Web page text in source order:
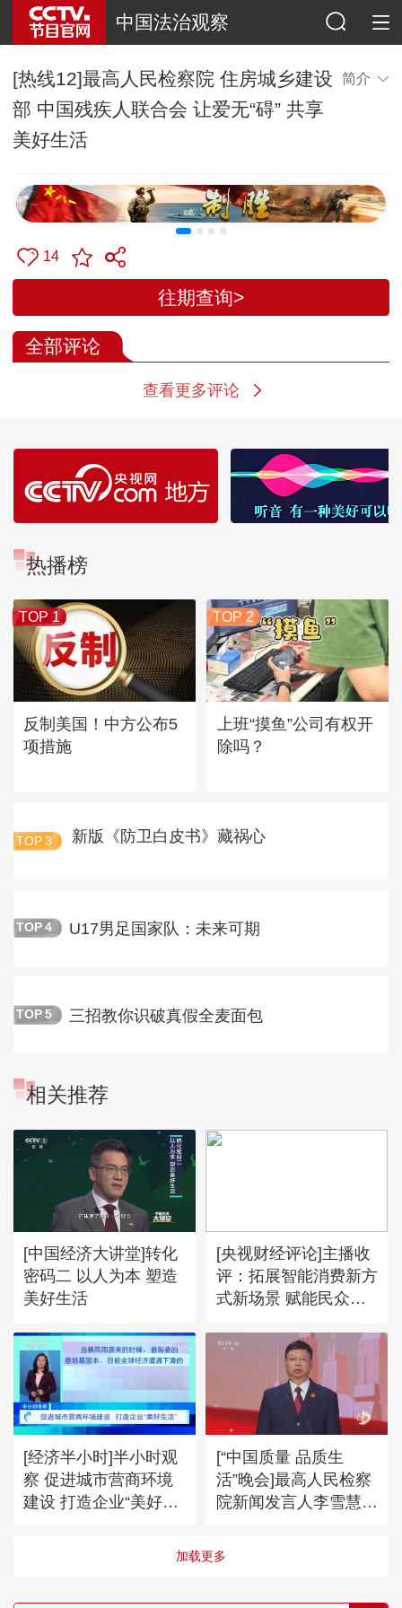
中国法治观察
[热线12]最高人民检察院 住房城乡建设
部 中国残疾人联合会 让爱无“碍” 共享
美好生活
简介
14
往期查询>
全部评论
查看更多评论
热播榜
TOP 1
反制美国！中方公布5
项措施
TOP 2
上班“摸鱼”公司有权开
除吗？
TOP 3 新版《防卫白皮书》藏祸心
TOP 4 U17男足国家队：未来可期
TOP 5 三招教你识破真假全麦面包
相关推荐
[中国经济大讲堂]转化
密码二 以人为本 塑造
美好生活
[央视财经评论]主播收
评：拓展智能消费新方
式新场景 赋能民众美
[经济半小时]半小时观
察 促进城市营商环境
建设 打造企业“美好生
[“中国质量 品质生
活”晚会]最高人民检察
院新闻发言人李雪慧介
作情况
加载更多